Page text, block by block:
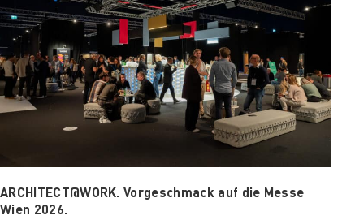
ARCHITECT@WORK. Vorgeschmack auf die Messe
Wien 2026.